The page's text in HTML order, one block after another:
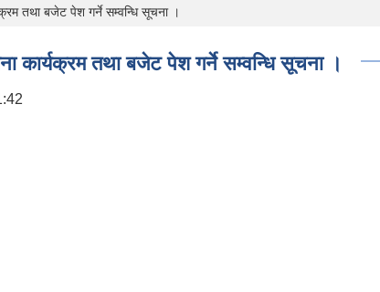
तथा बजेट पेश गर्ने सम्वन्धि सूचना ।
कार्यक्रम तथा बजेट पेश गर्ने सम्वन्धि सूचना ।